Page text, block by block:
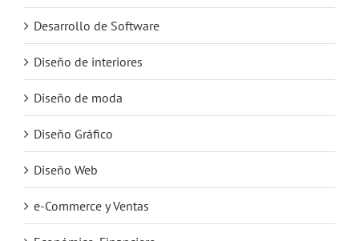
Desarrollo de Software
Diseño de interiores
Diseño de moda
Diseño Gráfico
Diseño Web
e-Commerce y Ventas